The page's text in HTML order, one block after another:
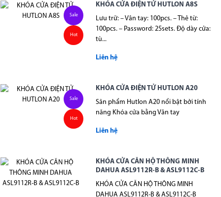
Sale
Hot
KHÓA CỬA ĐIỆN TỬ HUTLON A8S
Lưu trữ: – Vân tay: 100pcs. – Thẻ từ:
100pcs. – Password: 25sets. Độ dày cửa:
tù...
Liên hệ
Sale
Hot
KHÓA CỬA ĐIỆN TỬ HUTLON A20
Sản phẩm Hutlon A20 nổi bật bởi tính
năng Khóa cửa bằng Vân tay
Liên hệ
KHÓA CỬA CĂN HỘ THÔNG MINH
DAHUA ASL9112R-B & ASL9112C-B
KHÓA CỬA CĂN HỘ THÔNG MINH
DAHUA ASL9112R-B & ASL9112C-B